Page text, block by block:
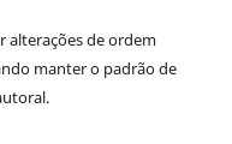
alterações de ordem
manter o padrão de